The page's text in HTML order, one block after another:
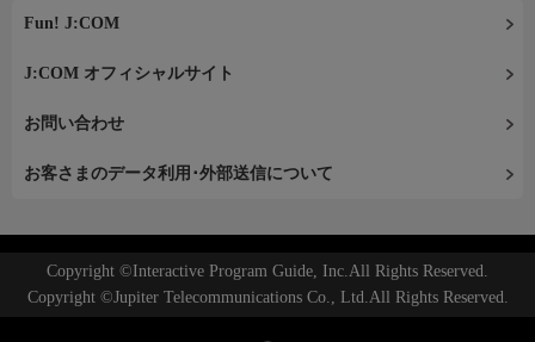
Fun! J:COM
J:COM オフィシャルサイト
お問い合わせ
お客さまのデータ利用･外部送信について
Copyright ©Interactive Program Guide, Inc.All Rights Reserved.
Copyright ©Jupiter Telecommunications Co., Ltd.All Rights Reserved.